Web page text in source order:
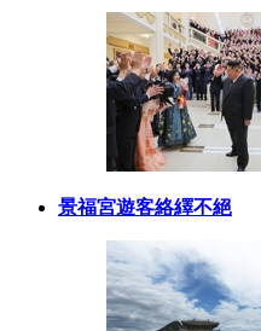
景福宮遊客絡繹不絕